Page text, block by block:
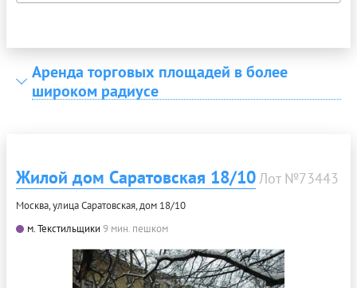
Аренда торговых площадей в более
широком радиусе
Жилой дом Саратовская 18/10Лот №73443
Москва, улица Саратовская, дом 18/10
м. Текстильщики 9 мин. пешком